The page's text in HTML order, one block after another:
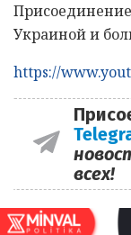
Украиной и
https://
всех!